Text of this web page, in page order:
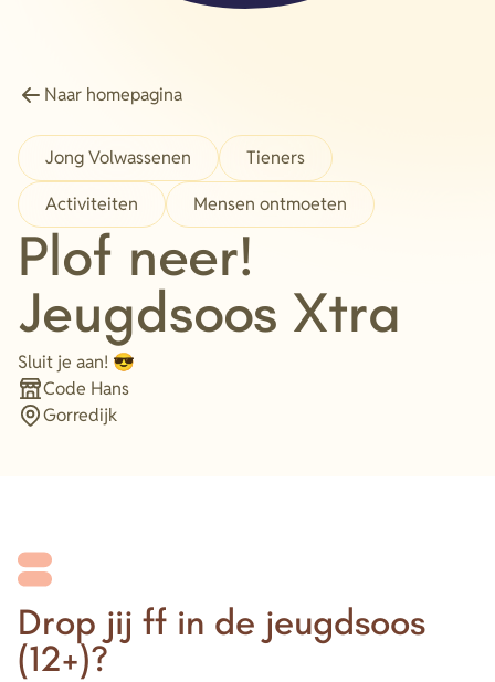
Naar homepagina
Jong Volwassenen
Tieners
Activiteiten
Mensen ontmoeten
Plof neer!
Jeugdsoos Xtra
Sluit je aan! 😎
Organisatie
Code Hans
PlaatsGorredijk
Drop jij ff in de jeugdsoos
(12+)?